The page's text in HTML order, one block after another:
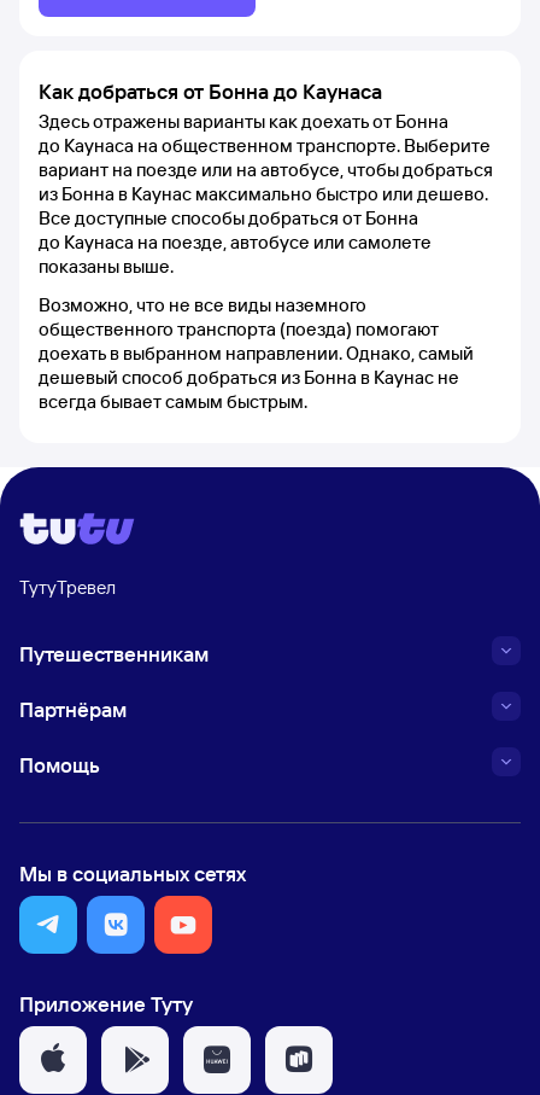
Как добраться от Бонна до Каунаса
Здесь отражены варианты как доехать от Бонна
до Каунаса на общественном транспорте. Выберите
вариант на поезде или на автобусе, чтобы добраться
из Бонна в Каунас максимально быстро или дешево.
Все доступные способы добраться от Бонна
до Каунаса на поезде, автобусе или самолете
показаны выше.
Возможно, что не все виды наземного
общественного транспорта (поезда) помогают
доехать в выбранном направлении. Однако, самый
дешевый способ добраться из Бонна в Каунас не
всегда бывает самым быстрым.
ТутуТревел
Путешественникам
Партнёрам
Помощь
Мы в социальных сетях
Приложение Туту